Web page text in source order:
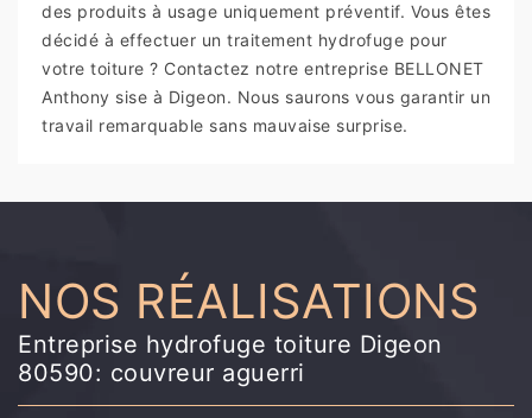
des produits à usage uniquement préventif. Vous êtes
décidé à effectuer un traitement hydrofuge pour
votre toiture ? Contactez notre entreprise BELLONET
Anthony sise à Digeon. Nous saurons vous garantir un
travail remarquable sans mauvaise surprise.
NOS RÉALISATIONS
Entreprise hydrofuge toiture Digeon
80590: couvreur aguerri